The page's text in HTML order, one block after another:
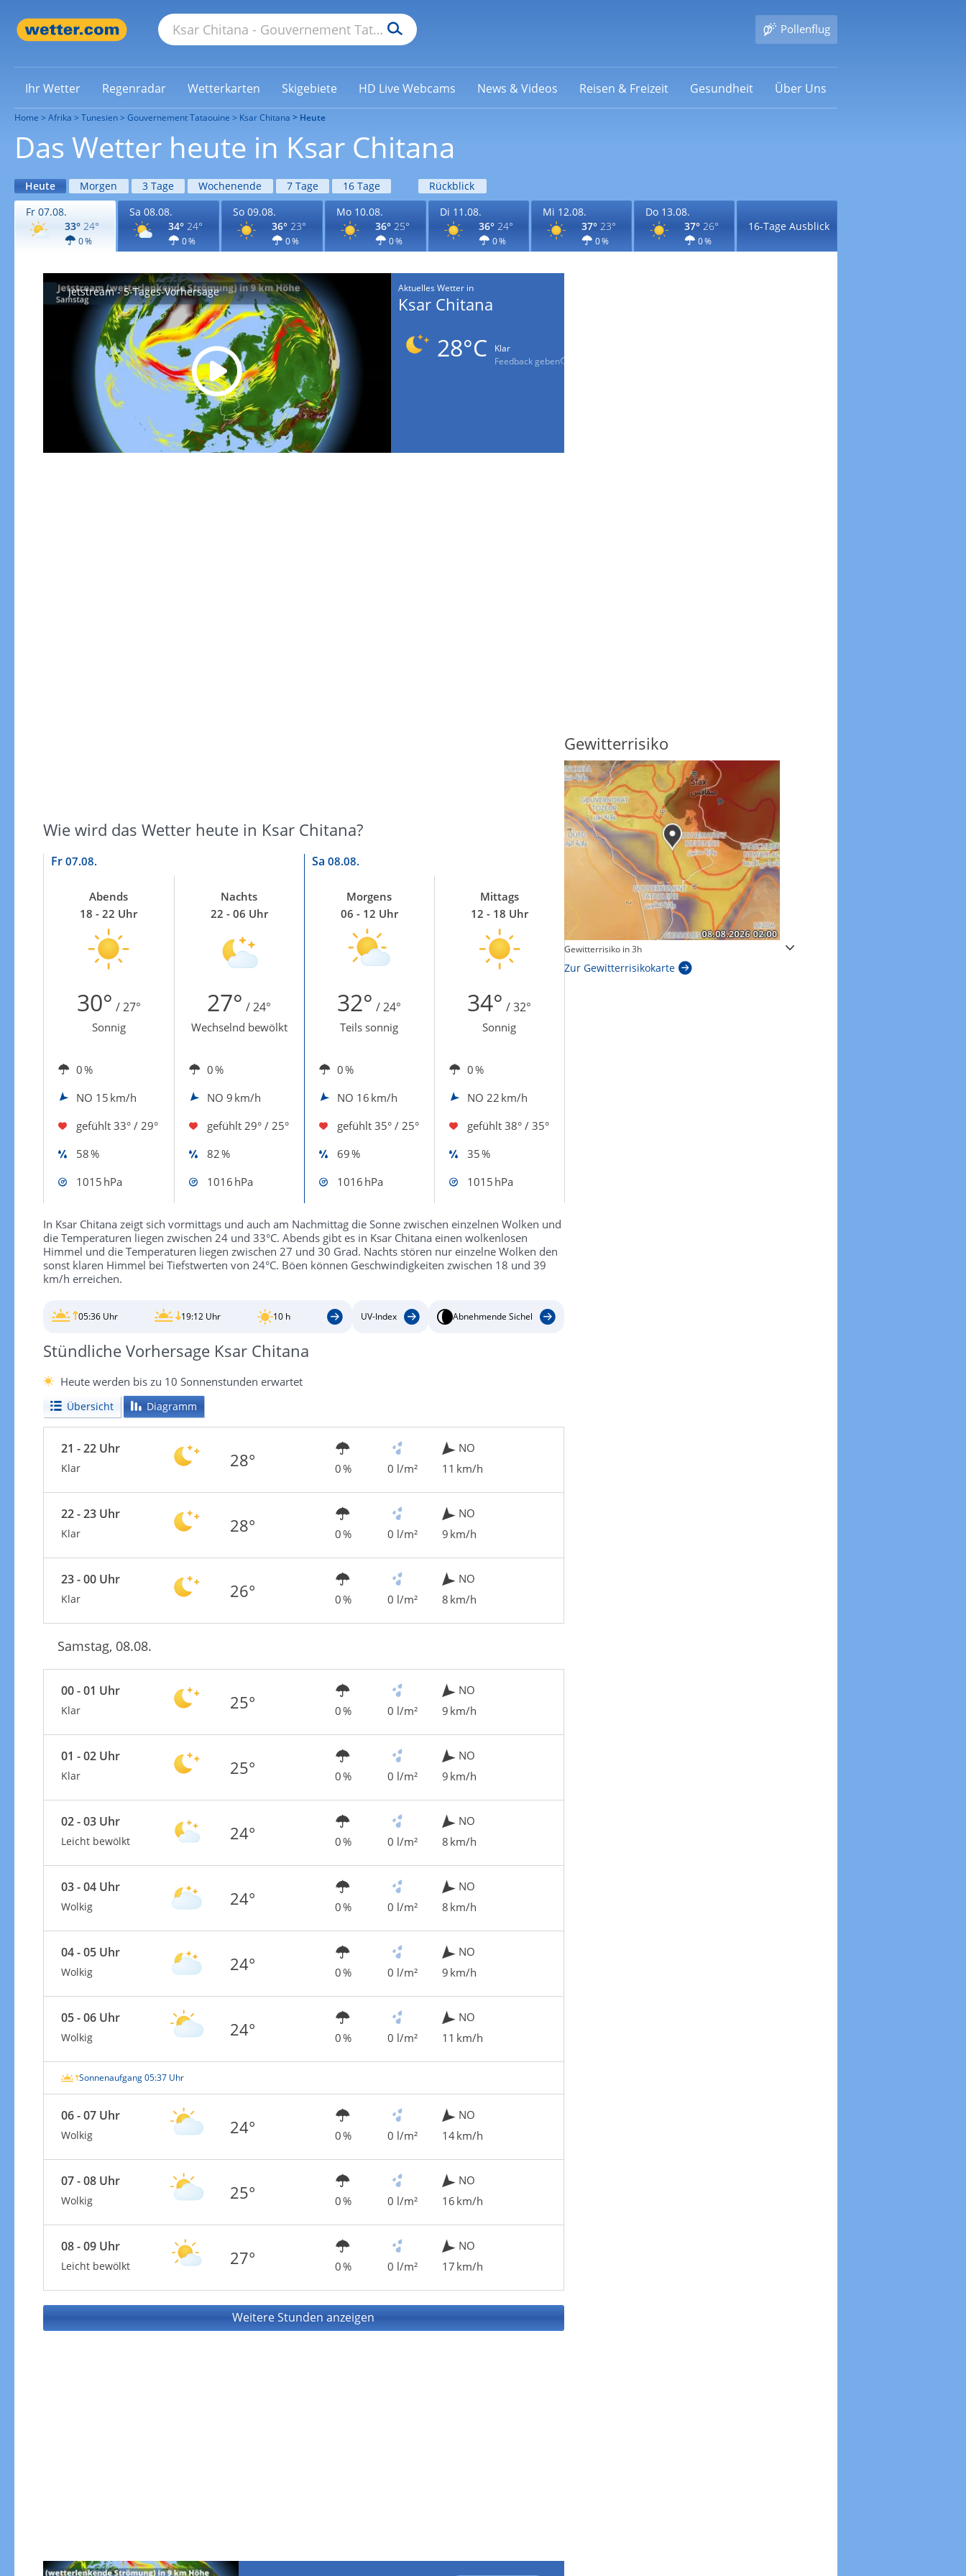
Pollenflug
Ihr Wetter Regenradar Wetterkarten Skigebiete HD Live Webcams News & Videos Reisen & Freizeit Gesundheit Über Uns
Home Afrika Tunesien Gouvernement Tataouine Ksar Chitana Heute
Das Wetter heute in Ksar Chitana
Heute Morgen 3 Tage Wochenende 7 Tage 16 Tage
Rückblick
Fr 07.08.
33° 24°
0 %
Sa 08.08.
34° 24°
0 %
So 09.08.
36° 23°
0 %
Mo 10.08.
36° 25°
0 %
Di 11.08.
36° 24°
0 %
Mi 12.08.
37° 23°
0 %
Do 13.08.
37° 26°
0 %
16-Tage Ausblick
Jetstream - 5-Tages-Vorhersage Aktuelles Wetter in
Ksar Chitana
28°C
Klar
Feedback geben
Wie wird das Wetter heute in Ksar Chitana?
Fr 07.08. Sa 08.08.
Abends
18 - 22 Uhr
Nachts
22 - 06 Uhr
Morgens
06 - 12 Uhr
Mittags
12 - 18 Uhr
30° / 27° 27° / 24° 32° / 24° 34° / 32°
Sonnig Wechselnd bewölkt Teils sonnig Sonnig
0 % 0 % 0 %
0 %
NO 15 km/h NO 9 km/h NO 16 km/h NO 22 km/h
gefühlt 33° / 29° gefühlt 29° / 25° gefühlt 35° / 25° gefühlt 38° / 35°
58 %
82 % 69 %
35 %
1015 hPa
1016 hPa 1016 hPa 1015 hPa
In Ksar Chitana zeigt sich vormittags und auch am Nachmittag die Sonne zwischen einzelnen Wolken und
die Temperaturen liegen zwischen 24 und 33°C. Abends gibt es in Ksar Chitana einen wolkenlosen
Himmel und die Temperaturen liegen zwischen 27 und 30 Grad. Nachts stören nur einzelne Wolken den
sonst klaren Himmel bei Tiefstwerten von 24°C. Böen können Geschwindigkeiten zwischen 18 und 39
km/h erreichen.
05:36 Uhr 19:12 Uhr 10 h UV-Index Abnehmende Sichel
Stündliche Vorhersage Ksar Chitana
Heute werden bis zu 10 Sonnenstunden erwartet
Übersicht Diagramm
21 - 22 Uhr
Klar 28° 0 % 0 l/m²
NO
11 km/h
22 - 23 Uhr
Klar 28° 0 % 0 l/m²
NO
9 km/h
23 - 00 Uhr
Klar 26° 0 % 0 l/m²
NO
8 km/h
Samstag, 08.08.
00 - 01 Uhr
Klar 25° 0 % 0 l/m²
NO
9 km/h
01 - 02 Uhr
Klar 25° 0 % 0 l/m²
NO
9 km/h
02 - 03 Uhr
Leicht bewölkt 24° 0 % 0 l/m²
NO
8 km/h
03 - 04 Uhr
Wolkig 24° 0 % 0 l/m²
NO
8 km/h
04 - 05 Uhr
Wolkig 24° 0 % 0 l/m²
NO
9 km/h
05 - 06 Uhr
Wolkig 24° 0 % 0 l/m²
NO
11 km/h
Sonnenaufgang 05:37 Uhr
06 - 07 Uhr
Wolkig 24° 0 % 0 l/m²
NO
14 km/h
07 - 08 Uhr
Wolkig 25° 0 % 0 l/m²
NO
16 km/h
08 - 09 Uhr
Leicht bewölkt 27° 0 % 0 l/m²
NO
17 km/h
Weitere Stunden anzeigen
Windgeschwindigkeiten in 3h
Zur Windgeschwindigkeitenkarte
Sonnenschein heute
Zur Sonnenscheindauerkarte
Gewitterrisiko
Gewitterrisiko in 3h
Zur Gewitterrisikokarte
Windböen heute